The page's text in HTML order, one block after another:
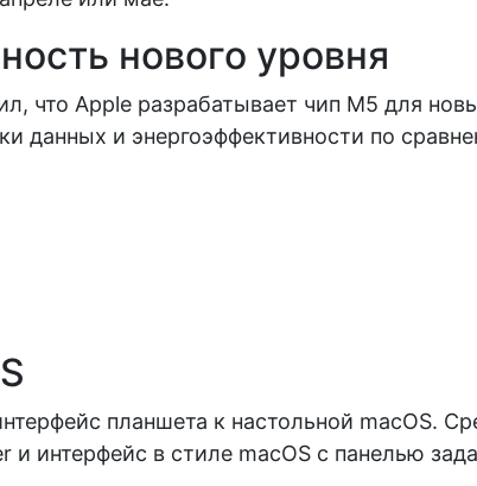
нового уровня
что Apple разрабатывает чип M5 для
данных и энергоэффективности по
планшета к настольной macOS.
интерфейс в стиле macOS с панелью